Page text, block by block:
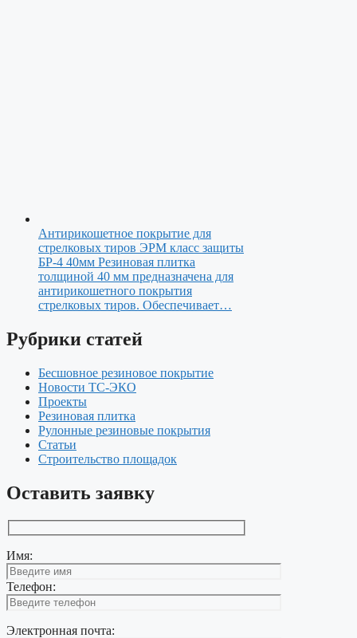
Антирикошетное покрытие для
стрелковых тиров ЭРМ класс защиты
БР-4 40мм Резиновая плитка
толщиной 40 мм предназначена для
антирикошетного покрытия
стрелковых тиров. Обеспечивает…
Рубрики статей
Бесшовное резиновое покрытие
Новости ТС-ЭКО
Проекты
Резиновая плитка
Рулонные резиновые покрытия
Статьи
Строительство площадок
Оставить заявку
Имя:
Телефон:
Электронная почта: